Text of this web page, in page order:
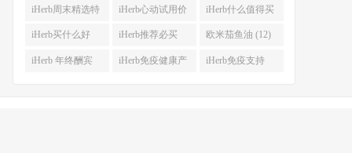
(14)
iHerb周末精选特
惠 (13)
iHerb心动试用价
(13)
iHerb什么值得买
(12)
iHerb买什么好
(12)
iHerb推荐必买
(12)
欧米茄鱼油 (12)
iHerb 年终酬宾 iHerb免疫健康产 iHerb免疫支持